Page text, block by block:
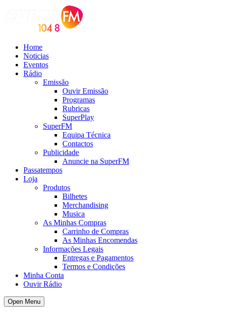
Home
Noticias
Eventos
Rádio
Emissão
Ouvir Emissão
Programas
Rubricas
SuperPlay
SuperFM
Equipa Técnica
Contactos
Publicidade
Anuncie na SuperFM
Passatempos
Loja
Produtos
Bilhetes
Merchandising
Musica
As Minhas Compras
Carrinho de Compras
As Minhas Encomendas
Informações Legais
Entregas e Pagamentos
Termos e Condições
Minha Conta
Ouvir Rádio
Open Menu